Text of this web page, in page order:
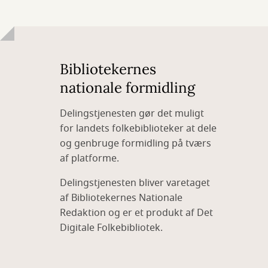
Bibliotekernes
nationale formidling
Delingstjenesten gør det muligt
for landets folkebiblioteker at dele
og genbruge formidling på tværs
af platforme.
Delingstjenesten bliver varetaget
af Bibliotekernes Nationale
Redaktion og er et produkt af Det
Digitale Folkebibliotek.